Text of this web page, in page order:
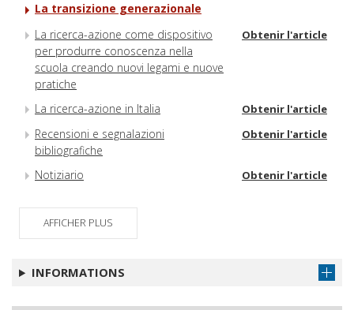
La transizione generazionale
La ricerca-azione come dispositivo
per produrre conoscenza nella
scuola creando nuovi legami e nuove
pratiche
Obtenir l'article
La ricerca-azione in Italia Obtenir l'article
Recensioni e segnalazioni
bibliografiche
Obtenir l'article
Notiziario Obtenir l'article
AFFICHER PLUS
INFORMATIONS